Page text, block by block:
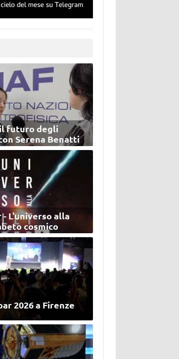
futuro degli
Serena Benatti
- L'universo alla
cosmico
2026 a Firenze